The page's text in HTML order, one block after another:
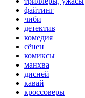
файтинг
чиби
детектив
комедия
сёнен
комиксы
манхва
дисней
кавай
кроссоверы